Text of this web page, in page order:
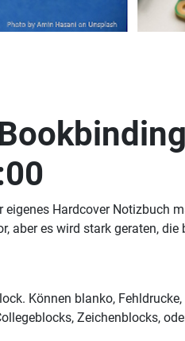
eigenes Hardcover Notizbuch
aber es wird stark geraten,
Können blanko,
Zeichenblocks,